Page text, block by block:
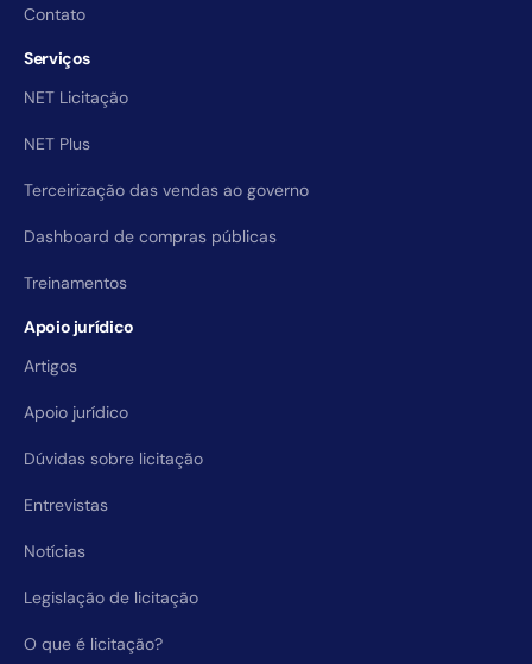
Contato
Serviços
NET Licitação
NET Plus
Terceirização das vendas ao governo
Dashboard de compras públicas
Treinamentos
Apoio jurídico
Artigos
Apoio jurídico
Dúvidas sobre licitação
Entrevistas
Notícias
Legislação de licitação
O que é licitação?